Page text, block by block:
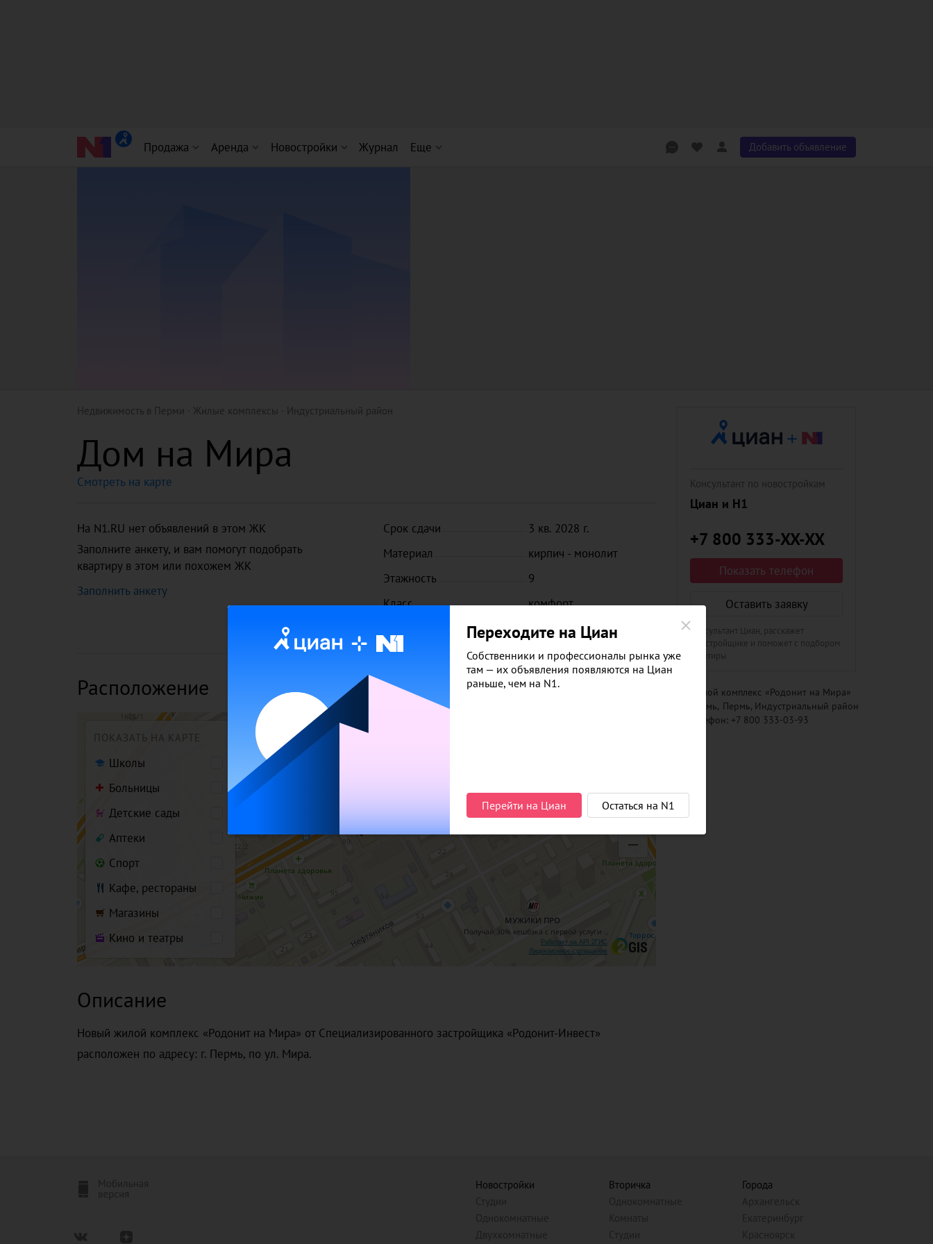
Продажа Аренда Новостройки Журнал Еще Добавить объявление
Недвижимость в Перми Жилые комплексы Индустриальный район
Дом на Мира
Смотреть на карте
На N1.RU нет объявлений в этом ЖК
Заполните анкету, и вам помогут подобрать
квартиру в этом или похожем ЖК
Заполнить анкету
Срок сдачи
3 кв. 2028 г.
Материал
кирпич - монолит
Этажность
9
Класс
комфорт
Документы и проектная декларация
Расположение
Работает на API 2ГИС
Лицензионное соглашение
ПОКАЗАТЬ НА КАРТЕ
Школы
Больницы
Детские сады
Аптеки
Спорт
Кафе, рестораны
Магазины
Кино и театры
Описание
Новый жилой комплекс «Родонит на Мира» от Специализированного застройщика «Родонит-Инвест»
расположен по адресу: г. Пермь, по ул. Мира.
Консультант по новостройкам
Циан и Н1
+7 800 333-XX-XX
Показать телефон
Оставить заявку
Консультант Циан, расскажет
о застройщике и поможет с подбором
квартиры
Жилой комплекс «Родонит на Мира»
Пермь, Пермь, Индустриальный район
Телефон: +7 800 333-03-93
Новостройки
Вторичка
Города
Переходите на Циан
Собственники и профессионалы рынка уже
там — их объявления появляются на Циан
раньше, чем на N1.
Перейти на Циан Остаться на N1